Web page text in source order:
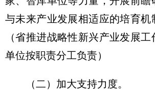
与未来产业发展相适应的培育机
（省推进战略性新兴产业发展
单位按职责分工负责）
（二）加大支持力度。